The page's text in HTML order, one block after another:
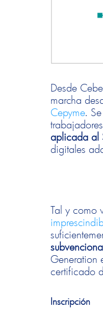
Desde
marcha
Cepyme.
aplicada al
digitales
Tal y como
Generation
certificado
Inscripción